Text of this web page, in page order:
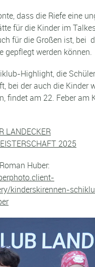
dass die Riefe eine
für die Kinder im
für die Großen ist, bei
gepflegt werden können.
Highlight, die
bei der auch die Kinder
findet am 22. Feber am
LANDECKER
2025
Huber:
kinderskirennen-